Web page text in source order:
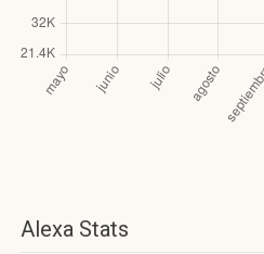
Alexa Stats